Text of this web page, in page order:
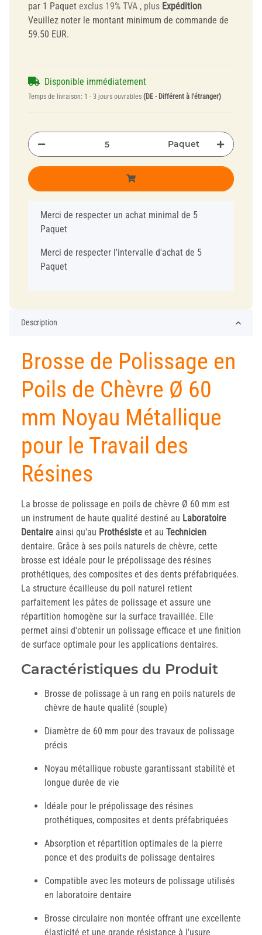
par 1 Paquet exclus 19% TVA , plus Expédition
Veuillez noter le montant minimum de commande de
59.50 EUR.
Disponible immédiatement
Temps de livraison: 1 - 3 jours ouvrables (DE - Différent à l'étranger)
Paquet
x
Merci de respecter un achat minimal de 5
Paquet
Merci de respecter l'intervalle d'achat de 5
Paquet
Description
Brosse de Polissage en
Poils de Chèvre Ø 60
mm Noyau Métallique
pour le Travail des
Résines
La brosse de polissage en poils de chèvre Ø 60 mm est
un instrument de haute qualité destiné au Laboratoire
Dentaire ainsi qu'au Prothésiste et au Technicien
dentaire. Grâce à ses poils naturels de chèvre, cette
brosse est idéale pour le prépolissage des résines
prothétiques, des composites et des dents préfabriquées.
La structure écailleuse du poil naturel retient
parfaitement les pâtes de polissage et assure une
répartition homogène sur la surface travaillée. Elle
permet ainsi d'obtenir un polissage efficace et une finition
de surface optimale pour les applications dentaires.
Caractéristiques du Produit
Brosse de polissage à un rang en poils naturels de
chèvre de haute qualité (souple)
Diamètre de 60 mm pour des travaux de polissage
précis
Noyau métallique robuste garantissant stabilité et
longue durée de vie
Idéale pour le prépolissage des résines
prothétiques, composites et dents préfabriquées
Absorption et répartition optimales de la pierre
ponce et des produits de polissage dentaires
Compatible avec les moteurs de polissage utilisés
en laboratoire dentaire
Brosse circulaire non montée offrant une excellente
élasticité et une grande résistance à l'usure